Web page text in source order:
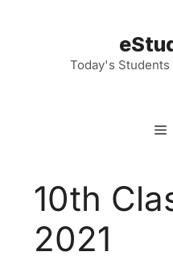
Today's
10th
2021